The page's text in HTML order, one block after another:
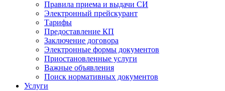
Правила приема и выдачи СИ
Электронный прейскурант
Тарифы
Предоставление КП
Заключение договора
Электронные формы документов
Приостановленные услуги
Важные объявления
Поиск нормативных документов
Услуги